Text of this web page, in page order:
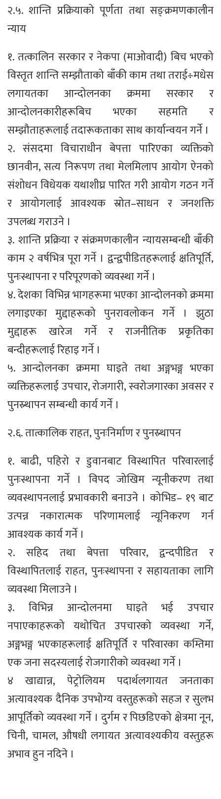
२.५. शान्ति प्रक्रियाको पूर्णता तथा सङ्क्रमणकालीन
न्याय
१. तत्कालिन सरकार र नेकपा (माओवादी) बिच भएको
विस्तृत शान्ति सम्झौताको बाँकी काम तथा तराई÷मधेस
लगायतका आन्दोलनका क्रममा सरकार र
आन्दोलनकारीहरूबिच भएका सहमति र
सम्झौताहरूलाई तदारूकताका साथ कार्यान्वयन गर्ने ।
२. संसदमा विचाराधीन बेपत्ता पारिएका व्यक्तिको
छानवीन, सत्य निरूपण तथा मेलमिलाप आयोग ऐनको
संशोधन विधेयक यथाशीघ्र पारित गरी आयोग गठन गर्ने
र आयोगलाई आवश्यक स्रोत–साधन र जनशक्ति
उपलब्ध गराउने ।
३. शान्ति प्रक्रिया र संक्रमणकालीन न्यायसम्बन्धी बाँकी
काम २ वर्षभित्र पूरा गर्ने । द्वन्द्वपीडितहरूलाई क्षतिपूर्ति,
पुनःस्थापना र परिपूरणको व्यवस्था गर्ने ।
४. देशका विभिन्न भागहरूमा भएका आन्दोलनको क्रममा
लगाइएका मुद्दाहरूको पुनरावलोकन गर्ने । झुठा
मुद्दाहरू खारेज गर्ने र राजनीतिक प्रकृतिका
बन्दीहरूलाई रिहाइ गर्ने ।
५. आन्दोलनका क्रममा घाइते तथा अङ्गभङ्ग भएका
व्यक्तिहरूलाई उपचार, रोजगारी, स्वरोजगारका अवसर र
पुनस्र्थापन सम्बन्धी कार्य गर्ने ।
२.६. तात्कालिक राहत, पुनःनिर्माण र पुनस्र्थापन
१. बाढी, पहिरो र डुवानबाट विस्थापित परिवारलाई
पुनःस्थापना गर्ने । विपद जोखिम न्यूनीकरण तथा
व्यवस्थापनलाई प्रभावकारी बनाउने । कोभिड– १९ बाट
उत्पन्न नकारात्मक परिणामलाई न्यूनिकरण गर्न
आवश्यक कार्य गर्ने ।
२. सहिद तथा बेपत्ता परिवार, द्वन्दपीडित र
विस्थापितलाई राहत, पुनःस्थापना र सहायताका लागि
व्यवस्था मिलाउने ।
३. विभिन्न आन्दोलनमा घाइते भई उपचार
नपाएकाहरूको यथोचित उपचारको व्यवस्था गर्ने,
अङ्गभङ्ग भएकाहरूलाई क्षतिपूर्ति र परिवारका कम्तिमा
एक जना सदस्यलाई रोजगारीको व्यवस्था गर्ने ।
४ खाद्यान्न, पेट्रोलियम पदार्थलगायत जनताका
अत्यावश्यक दैनिक उपभोग्य वस्तुहरूको सहज र सुलभ
आपूर्तिको व्यवस्था गर्ने । दुर्गम र पिछडिएको क्षेत्रमा नून,
चिनी, चामल, औषधी लगायत अत्यावश्यकीय वस्तुहरू
अभाव हुन नदिने ।